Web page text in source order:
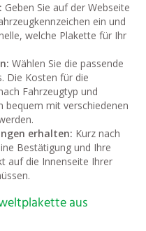
Geben Sie auf der Webseite
ein und
welche Plakette für Ihr
Wählen Sie die passende
Die Kosten für die
Fahrzeugtyp und
bequem mit verschiedenen
erhalten: Kurz nach
Bestätigung und Ihre
auf die Innenseite Ihrer
aus